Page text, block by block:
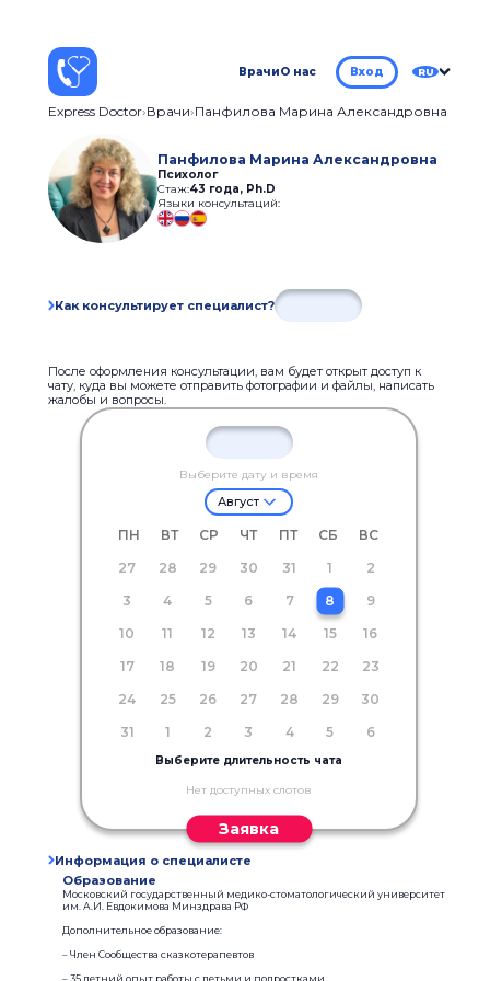
ВрачиО нас Вход RU
Express Doctor Врачи Панфилова Марина Александровна
Панфилова Марина Александровна
Психолог
Стаж:43 года, Ph.D
Языки консультаций:
Как консультирует специалист?
После оформления консультации, вам будет открыт доступ к
чату, куда вы можете отправить фотографии и файлы, написать
жалобы и вопросы.
Выберите дату и время
Август
ПН ВТ СР ЧТ ПТ СБ
ВС
27
28 29 30 31 1
2
3
4 5 6 7 8
9
10
11 12 13 14 15
16
17
18 19 20 21 22
23
24
25 26 27 28 29
30
31
1 2 3 4 5 6
Выберите длительность чата
Нет доступных слотов
Заявка
Информация о специалисте
Образование
Московский государственный медико-стоматологический университет
им. А.И. Евдокимова Минздрава РФ
Дополнительное образование:
– Член Сообщества сказкотерапевтов
– 35 летний опыт работы с детьми и подростками